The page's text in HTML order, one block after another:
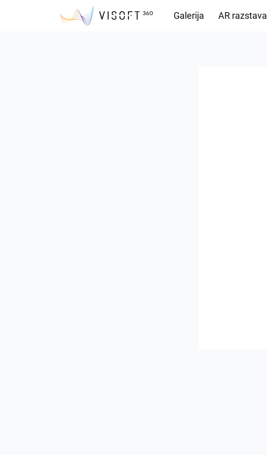
Galerija AR razstava